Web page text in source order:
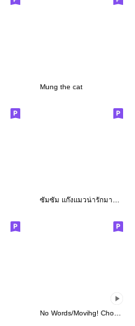
Mung the cat
No Words/Movihg! Choco-Oha.3